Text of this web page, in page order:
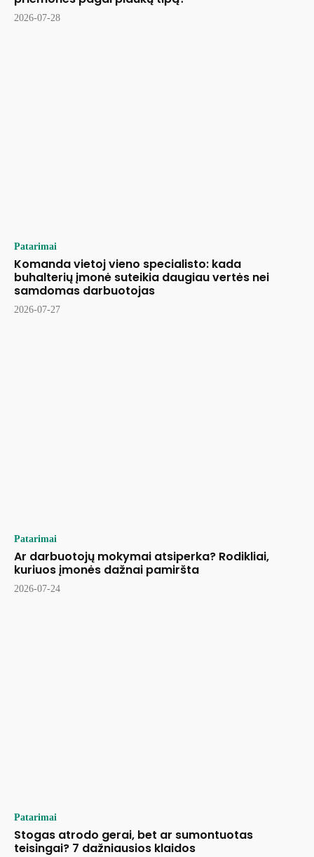
2026-07-28
Patarimai
Komanda vietoj vieno specialisto: kada
buhalterių įmonė suteikia daugiau vertės nei
samdomas darbuotojas
2026-07-27
Patarimai
Ar darbuotojų mokymai atsiperka? Rodikliai,
kuriuos įmonės dažnai pamiršta
2026-07-24
Patarimai
Stogas atrodo gerai, bet ar sumontuotas
teisingai? 7 dažniausios klaidos